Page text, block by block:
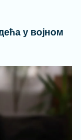
у војном